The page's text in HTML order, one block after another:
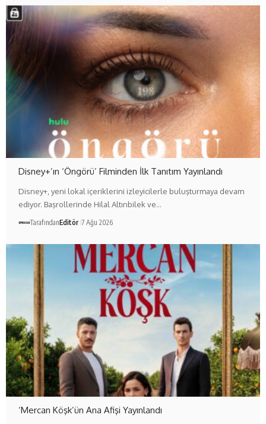
Disney+’ın ‘Öngörü’ Filminden İlk Tanıtım Yayınlandı
Disney+, yeni lokal içeriklerini izleyicilerle buluşturmaya devam
ediyor. Başrollerinde Hilal Altınbilek ve…
TarafındanEditör 7 Ağu 2026
‘Mercan Köşk’ün Ana Afişi Yayınlandı